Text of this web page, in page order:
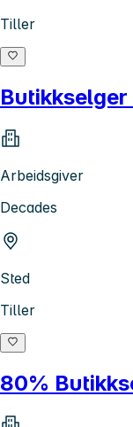
Tiller
Arbeidsgiver
Decades
Sted
Tiller
80%